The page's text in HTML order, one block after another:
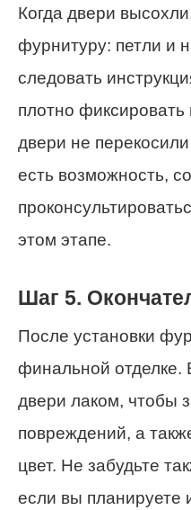
Когда двери
фурнитуру: петли и
следовать
плотно
двери не
есть возможность,
этом этапе.
Шаг 5.
После установки
финальной отделке.
двери лаком, чтобы
повреждений, а
цвет. Не забудьте
если вы планируете